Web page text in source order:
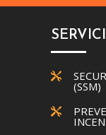

(SSM)
